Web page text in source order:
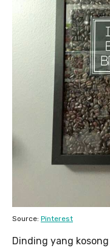
Source: Pinterest
Dinding yang